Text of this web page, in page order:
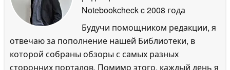
Notebookcheckc 2008 года
Будучи помощником редакции, я
отвечаю за пополнение нашей Библиотеки, в
которой собраны обзоры с самых разных
сторонних порталов. Помимо этого, каждый день я